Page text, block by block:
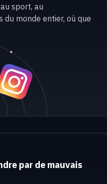
sport, au
monde entier, où que
par de mauvais